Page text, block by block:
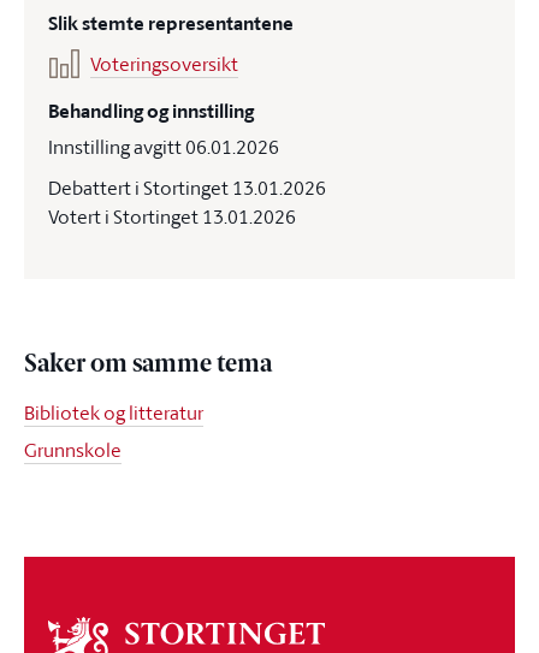
Slik stemte representantene
Voteringsoversikt
Behandling og innstilling
Innstilling avgitt 06.01.2026
Debattert i Stortinget 13.01.2026
Votert i Stortinget 13.01.2026
Saker om samme tema
Bibliotek og litteratur
Grunnskole
Om